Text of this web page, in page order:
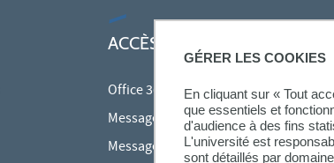
GÉRER LES COOKIES
En cliquant sur « Tout
que essentiels et
d'audience à des fins
L'université est
sont détaillés par
ACCÈS RAPIDES
Office 365
Messagerie des personnels
Messagerie étudiante